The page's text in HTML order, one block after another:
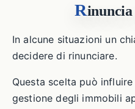
R
In alcune situazioni un
decidere di rinunciare.
Questa scelta può
gestione degli immobili